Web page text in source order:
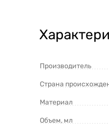
Производитель
Страна
Материал
Объем, мл